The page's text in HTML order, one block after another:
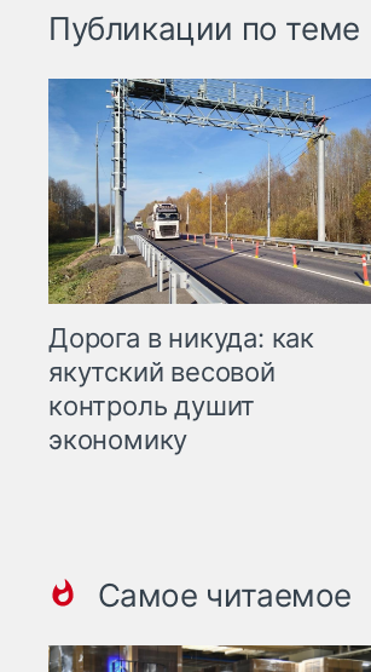
Публикации по теме
Дорога в никуда: как
якутский весовой
контроль душит
экономику
Самое читаемое